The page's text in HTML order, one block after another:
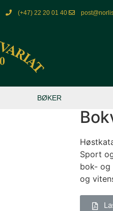
(+47) 22 20 01 40
BØKER
Sport
bok- og
og